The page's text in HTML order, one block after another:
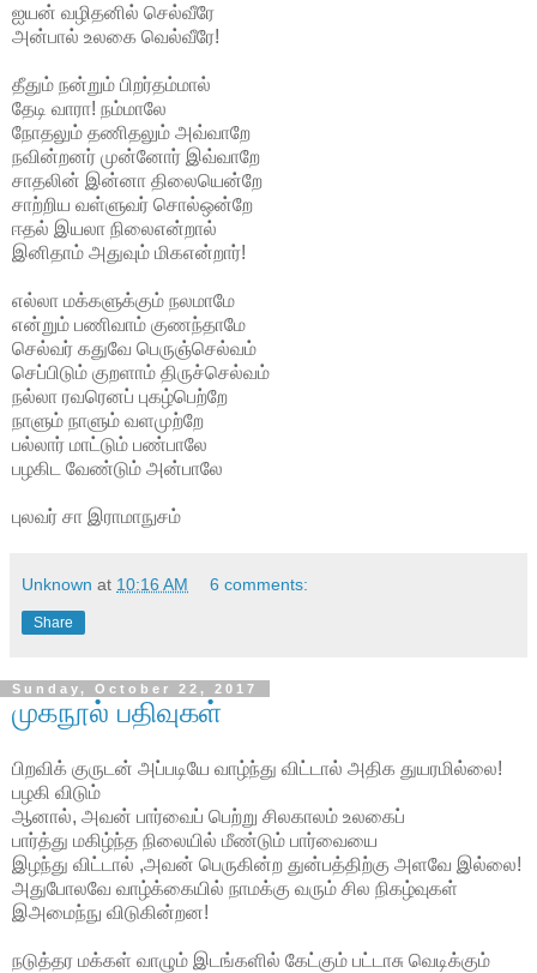
ஐயன் வழிதனில் செல்வீரே
அன்பால் உலகை வெல்வீரே!
தீதும் நன்றும் பிறர்தம்மால்
தேடி வாரா! நம்மாலே
நோதலும் தணிதலும் அவ்வாறே
நவின்றனர் முன்னோர் இவ்வாறே
சாதலின் இன்னா திலையென்றே
சாற்றிய வள்ளுவர் சொல்ஒன்றே
ஈதல் இயலா நிலைஎன்றால்
இனிதாம் அதுவும் மிகஎன்றார்!
எல்லா மக்களுக்கும் நலமாமே
என்றும் பணிவாம் குணந்தாமே
செல்வர் கதுவே பெருஞ்செல்வம்
செப்பிடும் குறளாம் திருச்செல்வம்
நல்லா ரவரெனப் புகழ்பெற்றே
நாளும் நாளும் வளமுற்றே
பல்லார் மாட்டும் பண்பாலே
பழகிட வேண்டும் அன்பாலே
புலவர் சா இராமாநுசம்
Unknown at 10:16 AM 6 comments:
Share
Sunday, October 22, 2017
முகநூல் பதிவுகள்
பிறவிக் குருடன் அப்படியே வாழ்ந்து விட்டால் அதிக துயரமில்லை!
பழகி விடும்
ஆனால், அவன் பார்வைப் பெற்று சிலகாலம் உலகைப்
பார்த்து மகிழ்ந்த நிலையில் மீண்டும் பார்வையை
இழந்து விட்டால் ,அவன் பெருகின்ற துன்பத்திற்கு அளவே இல்லை!
அதுபோலவே வாழ்க்கையில் நாமக்கு வரும் சில நிகழ்வுகள்
இஅமைந்நு விடுகின்றன!
நடுத்தர மக்கள் வாழும் இடங்களில் கேட்கும் பட்டாசு வெடிக்கும்